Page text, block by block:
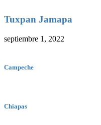
Tuxpan Jamapa
septiembre 1, 2022
Campeche
Chiapas